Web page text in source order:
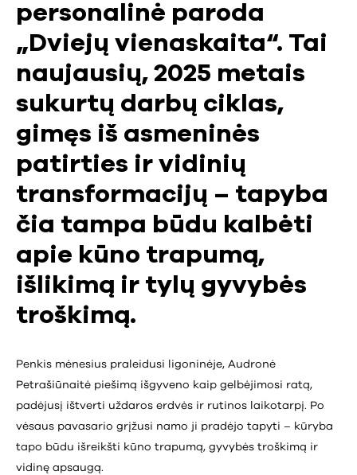
personalinė paroda
„Dviejų vienaskaita“. Tai
naujausių, 2025 metais
sukurtų darbų ciklas,
gimęs iš asmeninės
patirties ir vidinių
transformacijų – tapyba
čia tampa būdu kalbėti
apie kūno trapumą,
išlikimą ir tylų gyvybės
troškimą.
Penkis mėnesius praleidusi ligoninėje, Audronė
Petrašiūnaitė piešimą išgyveno kaip gelbėjimosi ratą,
padėjusį ištverti uždaros erdvės ir rutinos laikotarpį. Po
vėsaus pavasario grįžusi namo ji pradėjo tapyti – kūryba
tapo būdu išreikšti kūno trapumą, gyvybės troškimą ir
vidinę apsaugą.